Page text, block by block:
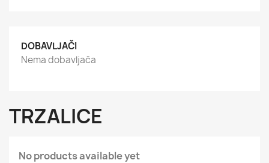
DOBAVLJAČI
Nema dobavljača
TRZALICE
No products available yet